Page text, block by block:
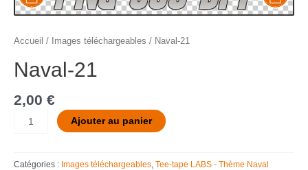
Accueil / Images téléchargeables / Naval-21
Naval-21
2,00 €
Ajouter au panier
Catégories : Images téléchargeables Tee-tape LABS - Thème Naval